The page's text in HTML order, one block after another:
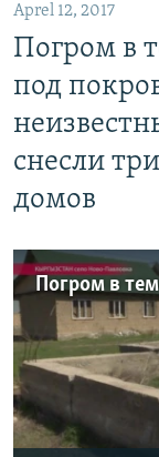
Aprel 12, 2017
Погром в
под
снесли
домов
No